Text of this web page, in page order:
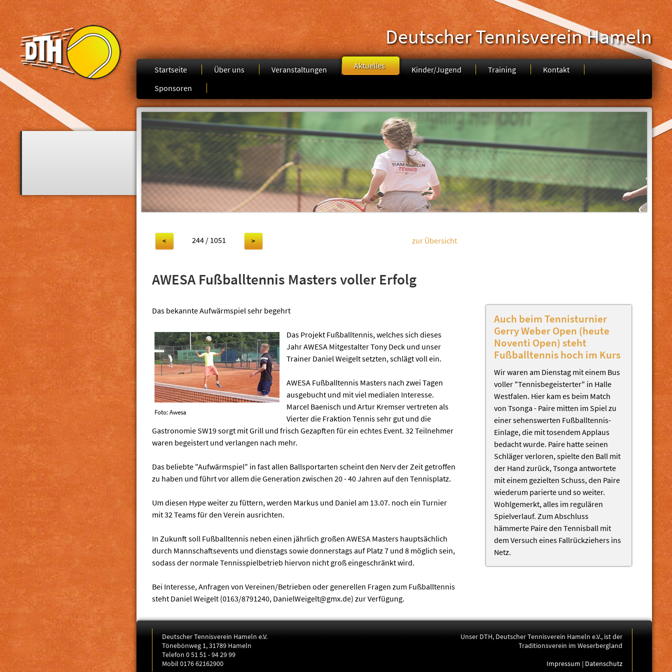
Deutscher Tennisverein Hameln
Startseite Über uns Veranstaltungen Aktuelles Kinder/Jugend Training
Kontakt
Sponsoren
< 244 / 1051 > zur Übersicht
AWESA Fußballtennis Masters voller Erfolg
Das bekannte Aufwärmspiel sehr begehrt
Foto: Awesa
Das Projekt Fußballtennis, welches sich dieses
Jahr AWESA Mitgestalter Tony Deck und unser
Trainer Daniel Weigelt setzten, schlägt voll ein.
AWESA Fußballtennis Masters nach zwei Tagen
ausgebucht und mit viel medialen Interesse.
Marcel Baenisch und Artur Kremser vertreten als
Vierter die Fraktion Tennis sehr gut und die
Gastronomie SW19 sorgt mit Grill und frisch Gezapften für ein echtes Event. 32 Teilnehmer
waren begeistert und verlangen nach mehr.
Das beliebte "Aufwärmspiel" in fast allen Ballsportarten scheint den Nerv der Zeit getroffen
zu haben und führt vor allem die Generation zwischen 20 - 40 Jahren auf den Tennisplatz.
Um diesen Hype weiter zu füttern, werden Markus und Daniel am 13.07. noch ein Turnier
mit 32 Teams für den Verein ausrichten.
In Zukunft soll Fußballtennis neben einen jährlich großen AWESA Masters hauptsächlich
durch Mannschaftsevents und dienstags sowie donnerstags auf Platz 7 und 8 möglich sein,
sodass der normale Tennisspielbetrieb hiervon nicht groß eingeschränkt wird.
Bei Interesse, Anfragen von Vereinen/Betrieben oder generellen Fragen zum Fußballtennis
steht Daniel Weigelt (0163/8791240, DanielWeigelt@gmx.de) zur Verfügung.
Auch beim Tennisturnier
Gerry Weber Open (heute
Noventi Open) steht
Fußballtennis hoch im Kurs
Wir waren am Dienstag mit einem Bus
voller "Tennisbegeisterter" in Halle
Westfalen. Hier kam es beim Match
von Tsonga - Paire mitten im Spiel zu
einer sehenswerten Fußballtennis-
Einlage, die mit tosendem Applaus
bedacht wurde. Paire hatte seinen
Schläger verloren, spielte den Ball mit
der Hand zurück, Tsonga antwortete
mit einem gezielten Schuss, den Paire
wiederum parierte und so weiter.
Wohlgemerkt, alles im regulären
Spielverlauf. Zum Abschluss
hämmerte Paire den Tennisball mit
dem Versuch eines Fallrückziehers ins
Netz.
Deutscher Tennisverein Hameln e.V.
Tönebönweg 1, 31789 Hameln
Telefon 0 51 51 - 94 29 99
Mobil 0176 62162900
Unser DTH, Deutscher Tennisverein Hameln e.V., ist der
Traditionsverein im Weserbergland
Impressum | Datenschutz